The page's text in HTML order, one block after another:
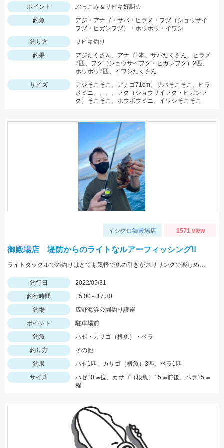
ポイント
ぶっこみ＆サビキ好調☆
釣魚
アジ・アナゴ・サバ・ヒラメ・フグ（ショウサイ
フグ・ヒガンフグ）・ホウボウ・イワシ
釣り方
サビキ釣り
釣果
アジたくさん、アナゴ1本、サバたくさん、ヒラメ
2匹、フグ（ショウサイフグ・ヒガンフグ）2匹、
ホウボウ2匹、イワシたくさん
サイズ
アジそこそこ、アナゴ71cm、サバそこそこ、ヒラ
メミニ、、、、フグ（ショウサイフグ・ヒガンフ
グ）そこそこ、ホウボウミニ、イワシそこそこ
イシグロ御殿場店 1571 view
御殿場店 堤防からのライトなルアーフィッシング!!
ライトタックルでの釣りはとても気軽で魚の引きがスリリングで楽しめます！ワームの消耗が激しいので多めに用意していきましょう！
釣行日
2022/05/31
釣行時間
15:00～17:30
釣場
広野海浜公園釣り護岸
ポイント
駐車場前
釣魚
ハゼ・カサゴ（根魚）・ベラ
釣り方
その他
釣果
ハゼ1匹、カサゴ（根魚）3匹、ベラ1匹
サイズ
ハゼ10㎝位、カサゴ（根魚）15㎝前後、ベラ15㎝
程